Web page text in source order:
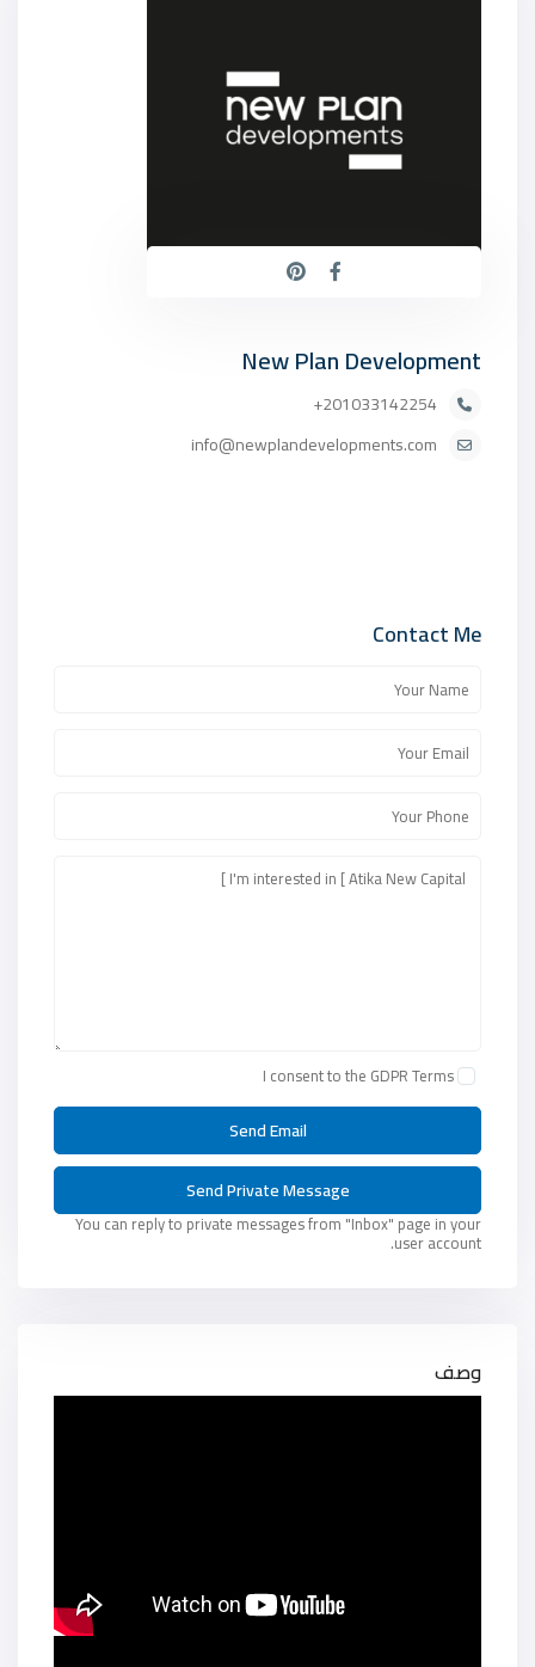
وصف
New Plan Development
201033142254+
info@newplandevelopments.com
Contact Me
I consent to the GDPR Terms
You can reply to private messages from "Inbox" page in your
user account.